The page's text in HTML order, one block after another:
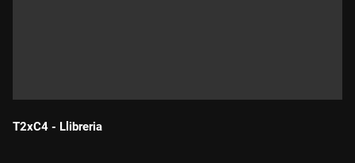
T2xC4 - Llibreria